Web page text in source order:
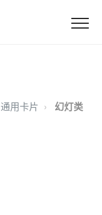
通用卡片 幻灯类